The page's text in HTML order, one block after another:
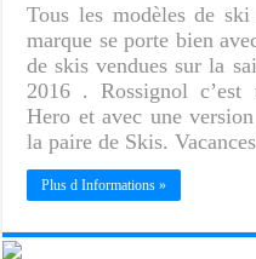
Tous les modèles de
marque se porte bien
de skis vendues sur la
2016 . Rossignol c’est
Hero et avec une
la paire de Skis.
Plus d Informations »